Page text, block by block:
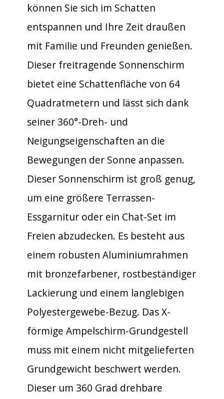
können Sie sich im Schatten
entspannen und Ihre Zeit draußen
mit Familie und Freunden genießen.
Dieser freitragende Sonnenschirm
bietet eine Schattenfläche von 64
Quadratmetern und lässt sich dank
seiner 360°-Dreh- und
Neigungseigenschaften an die
Bewegungen der Sonne anpassen.
Dieser Sonnenschirm ist groß genug,
um eine größere Terrassen-
Essgarnitur oder ein Chat-Set im
Freien abzudecken. Es besteht aus
einem robusten Aluminiumrahmen
mit bronzefarbener, rostbeständiger
Lackierung und einem langlebigen
Polyestergewebe-Bezug. Das X-
förmige Ampelschirm-Grundgestell
muss mit einem nicht mitgelieferten
Grundgewicht beschwert werden.
Dieser um 360 Grad drehbare